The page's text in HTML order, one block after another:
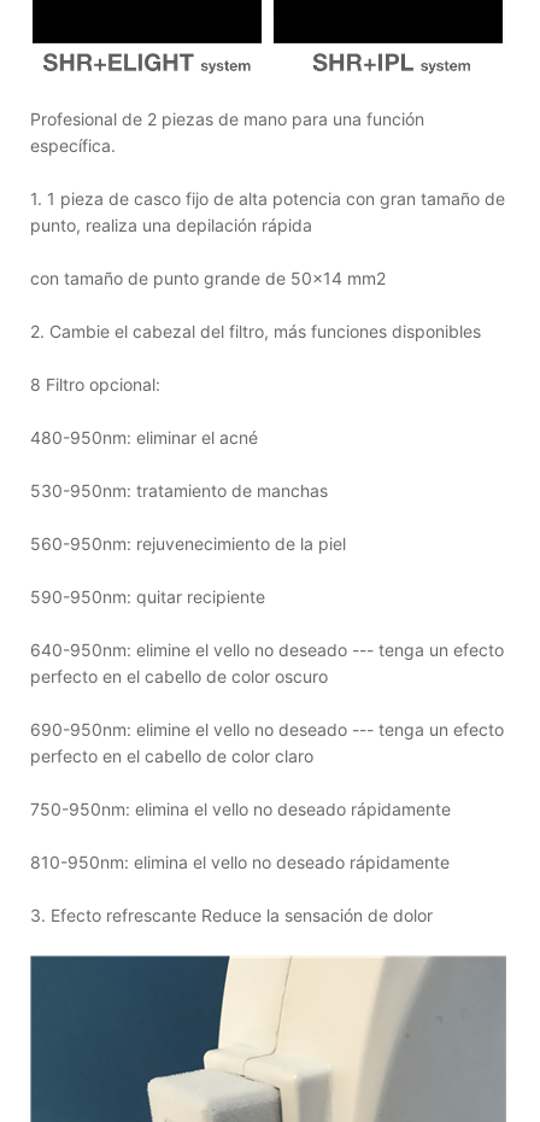
Profesional de 2 piezas de mano para una función
específica.
1. 1 pieza de casco fijo de alta potencia con gran tamaño de
punto, realiza una depilación rápida
con tamaño de punto grande de 50x14 mm2
2. Cambie el cabezal del filtro, más funciones disponibles
8 Filtro opcional:
480-950nm: eliminar el acné
530-950nm: tratamiento de manchas
560-950nm: rejuvenecimiento de la piel
590-950nm: quitar recipiente
640-950nm: elimine el vello no deseado --- tenga un efecto
perfecto en el cabello de color oscuro
690-950nm: elimine el vello no deseado --- tenga un efecto
perfecto en el cabello de color claro
750-950nm: elimina el vello no deseado rápidamente
810-950nm: elimina el vello no deseado rápidamente
3. Efecto refrescante Reduce la sensación de dolor